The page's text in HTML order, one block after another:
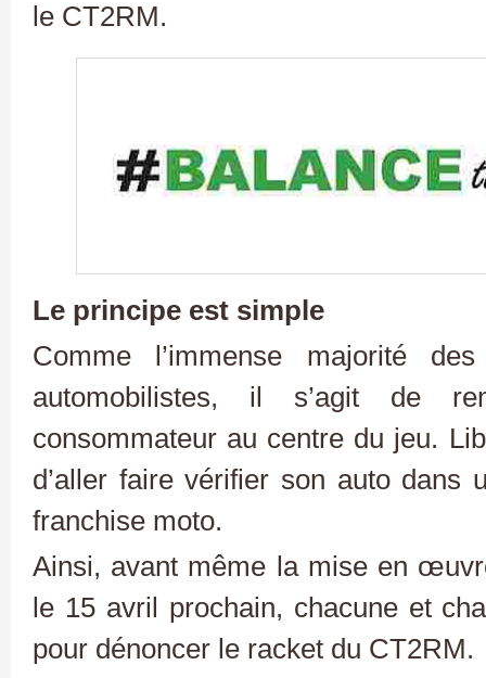
le CT2RM.
Le principe est simple
Comme l’immense majorité
automobilistes, il s’agit de
consommateur au centre du jeu.
d’aller faire vérifier son auto dans
franchise moto.
Ainsi, avant même la mise en
le 15 avril prochain, chacune et
pour dénoncer le racket du CT2RM.